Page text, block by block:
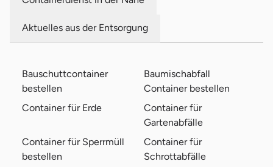
Martins Kohlenhandlung
09350 Lichtenstein/Sachsen
Uhlmann & Finke GmbH
Am Gewerbegebiet 2B
09661 Hainichen
Containerdienst Mayer
Hermannstraße 30
08393 Meerane
Aktuelles aus der Entsorgung
Bauschuttcontainer
bestellen
Baumischabfall
Container bestellen
Container für Erde
Container für
Gartenabfälle
Container für Sperrmüll
bestellen
Container für
Schrottabfälle